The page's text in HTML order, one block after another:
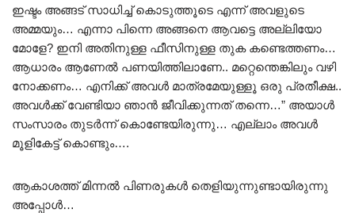
ഇഷ്ടം അങ്ങട് സാധിച്ച് കൊടുത്തൂടെ എന്ന് അവളുടെ
അമ്മയും… എന്നാ പിന്നെ അങ്ങനെ ആവട്ടെ അല്ലിയോ
മോളേ? ഇനി അതിനുള്ള ഫീസിനുള്ള തുക കണ്ടെത്തണം…
ആധാരം ആണേൽ പണയിത്തിലാണേ.. മറ്റെന്തെങ്കിലും വഴി
നോക്കണം… എനിക്ക് അവൾ മാത്രമേയുള്ളൂ ഒരു പ്രതീക്ഷ..
അവൾക്ക് വേണ്ടിയാ ഞാൻ ജീവിക്കുന്നത് തന്നെ…” അയാൾ
സംസാരം തുടർന്ന് കൊണ്ടേയിരുന്നു… എല്ലാം അവൾ
മൂളികേട്ട് കൊണ്ടും….
ആകാശത്ത് മിന്നൽ പിണരുകൾ തെളിയുന്നുണ്ടായിരുന്നു
അപ്പോൾ…